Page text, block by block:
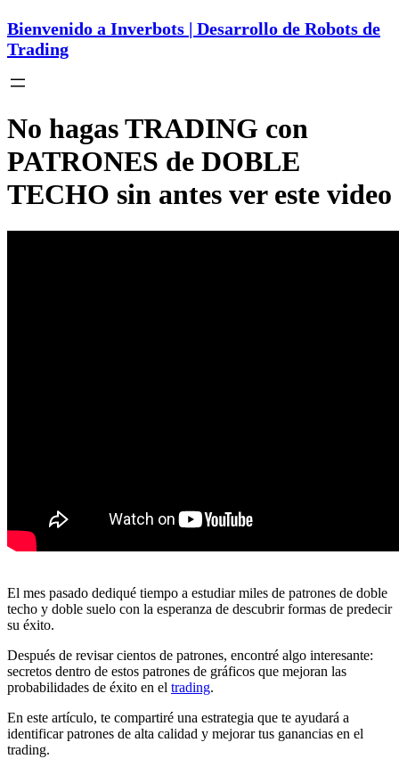
Bienvenido a Inverbots | Desarrollo de Robots de
Trading
No hagas TRADING con
PATRONES de DOBLE
TECHO sin antes ver este video
El mes pasado dediqué tiempo a estudiar miles de patrones de doble
techo y doble suelo con la esperanza de descubrir formas de predecir
su éxito.
Después de revisar cientos de patrones, encontré algo interesante:
secretos dentro de estos patrones de gráficos que mejoran las
probabilidades de éxito en el trading.
En este artículo, te compartiré una estrategia que te ayudará a
identificar patrones de alta calidad y mejorar tus ganancias en el
trading.